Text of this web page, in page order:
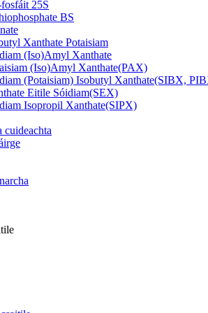
25S
BS
Xanthate Potaisiam
(Iso)Amyl Xanthate
(Iso)Amyl Xanthate(PAX)
(Potaisiam) Isobutyl Xanthate(SIBX,
Eitile Sóidiam(SEX)
Isopropil Xanthate(SIPX)
cuideachta